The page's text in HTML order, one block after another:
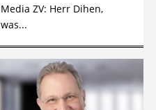
Media ZV: Herr Dihen,
was...